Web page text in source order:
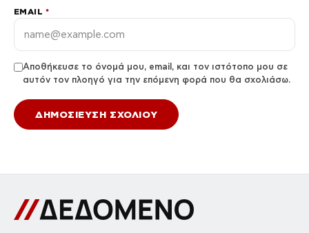
EMAIL *
Αποθήκευσε το όνομά μου, email, και τον ιστότοπο μου σε
αυτόν τον πλοηγό για την επόμενη φορά που θα σχολιάσω.